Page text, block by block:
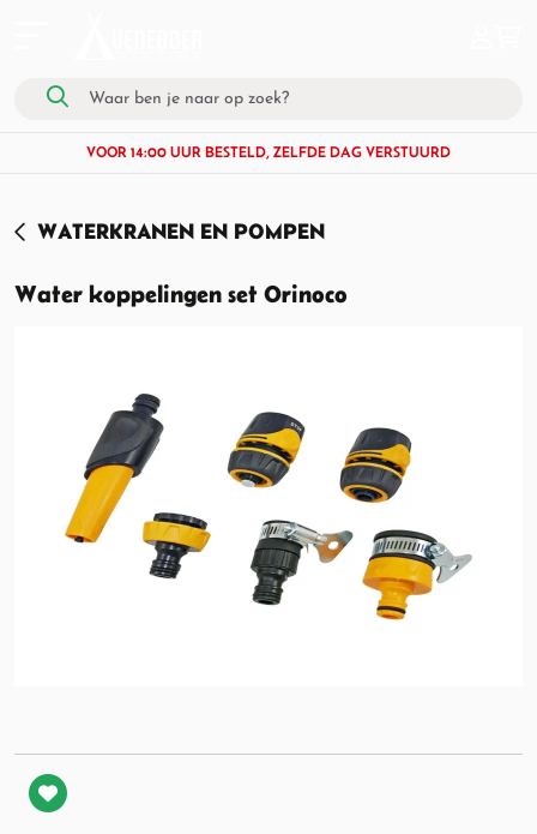
VOOR 14:00 UUR BESTELD, ZELFDE DAG VERSTUURD
WATERKRANEN EN POMPEN
Water koppelingen set Orinoco